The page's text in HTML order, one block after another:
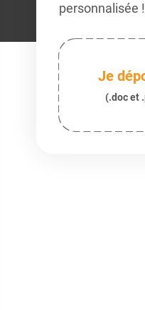
personnalisée !
Je
(.doc et